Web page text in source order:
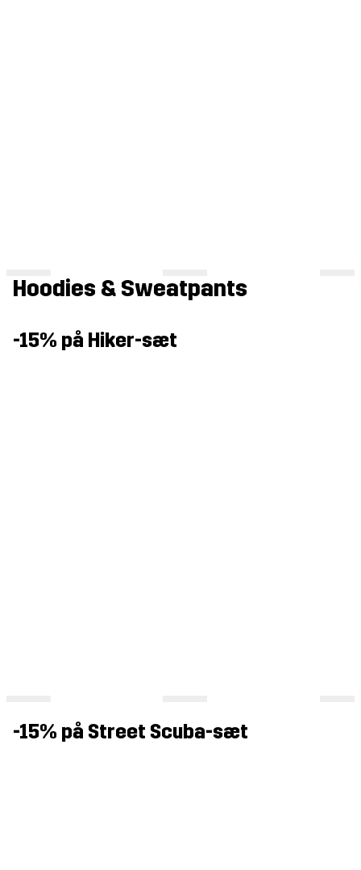
Hoodies & Sweatpants
-15% på Hiker-sæt
-15% på Street Scuba-sæt